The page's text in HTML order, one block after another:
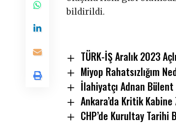
bildirildi.
TÜRK-İŞ Aralık 2023
Miyop Rahatsızlığım
İlahiyatçı Adnan
Ankara’da Kritik
CHP’de Kurultay Tarihi